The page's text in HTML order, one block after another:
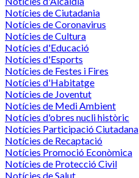
Notícies de Ciutadania
Notícies de Coronavirus
Notícies de Cultura
Notícies d'Educació
Notícies d'Esports
Notícies de Festes i Fires
Notícies d'Habitatge
Notícies de Joventut
Notícies de Medi Ambient
Notícies d'obres nucli històric
Notícies Participació Ciutadana
Notícies de Recaptació
Notícies Promoció Econòmica
Notícies de Protecció Civil
Notícies de Salut